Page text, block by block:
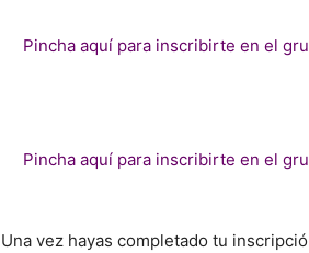
Pincha aquí para inscribirte en el
Pincha aquí para inscribirte en el
Una vez hayas completado tu